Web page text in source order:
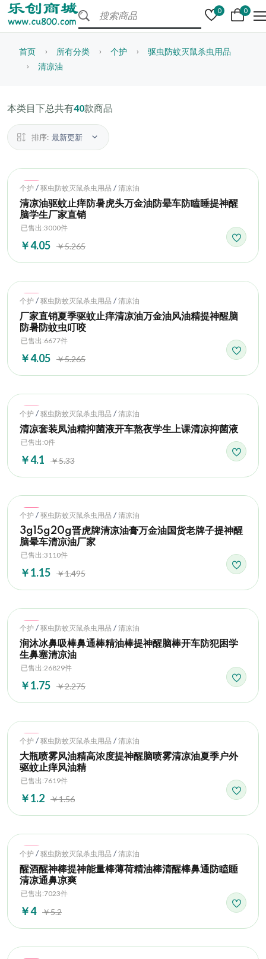
0 0
首页 所有分类 个护
驱虫防蚊灭鼠杀虫用品
清凉油
本类目下总共有40款商品
排序: 最新更新
Hot
个护 / 驱虫防蚊灭鼠杀虫用品 / 清凉油
清凉油驱蚊止痒防暑虎头万金油防晕车防瞌睡提神醒
脑学生厂家直销
已售出:3000件
￥4.05 ￥5.265
Hot
个护 / 驱虫防蚊灭鼠杀虫用品 / 清凉油
厂家直销夏季驱蚊止痒清凉油万金油风油精提神醒脑
防暑防蚊虫叮咬
已售出:6677件
￥4.05 ￥5.265
Hot
个护 / 驱虫防蚊灭鼠杀虫用品 / 清凉油
清凉套装凤油精抑菌液开车熬夜学生上课清凉抑菌液
已售出:0件
￥4.1 ￥5.33
Hot
个护 / 驱虫防蚊灭鼠杀虫用品 / 清凉油
3g15g20g晋虎牌清凉油膏万金油国货老牌子提神醒
脑晕车清凉油厂家
已售出:3110件
￥1.15 ￥1.495
Hot
个护 / 驱虫防蚊灭鼠杀虫用品 / 清凉油
润沐冰鼻吸棒鼻通棒精油棒提神醒脑棒开车防犯困学
生鼻塞清凉油
已售出:26829件
￥1.75 ￥2.275
Hot
个护 / 驱虫防蚊灭鼠杀虫用品 / 清凉油
大瓶喷雾风油精高浓度提神醒脑喷雾清凉油夏季户外
驱蚊止痒风油精
已售出:7619件
￥1.2 ￥1.56
Hot
个护 / 驱虫防蚊灭鼠杀虫用品 / 清凉油
醒酒醒神棒提神能量棒薄荷精油棒清醒棒鼻通防瞌睡
清凉通鼻凉爽
已售出:7023件
￥4 ￥5.2